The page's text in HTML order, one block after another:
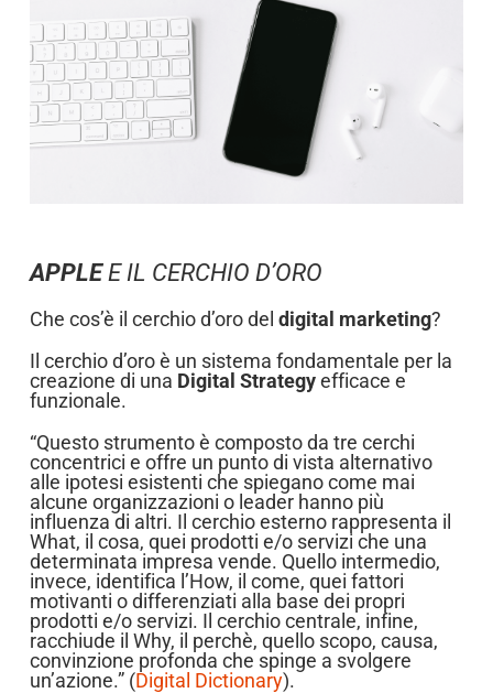
APPLE E IL CERCHIO D’ORO
Che cos’è il cerchio d’oro del digital marketing?
Il cerchio d’oro è un sistema fondamentale per la
creazione di una Digital Strategyefficace e
funzionale.
“Questo strumento è composto da tre cerchi
concentrici e offre un punto di vista alternativo
alle ipotesi esistenti che spiegano come mai
alcune organizzazioni o leader hanno più
influenza di altri. Il cerchio esterno rappresenta il
What, il cosa, quei prodotti e/o servizi che una
determinata impresa vende. Quello intermedio,
invece, identifica l’How, il come, quei fattori
motivanti o differenziati alla base dei propri
prodotti e/o servizi. Il cerchio centrale, infine,
racchiude il Why, il perchè, quello scopo, causa,
convinzione profonda che spinge a svolgere
un’azione.” (Digital Dictionary).